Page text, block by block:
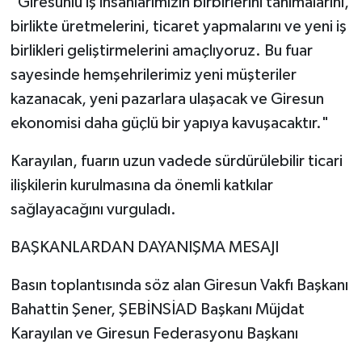
birlikte üretmelerini, ticaret yapmalarını ve yeni iş
birlikleri geliştirmelerini amaçlıyoruz. Bu fuar
sayesinde hemşehrilerimiz yeni müşteriler
kazanacak, yeni pazarlara ulaşacak ve Giresun
ekonomisi daha güçlü bir yapıya kavuşacaktır."
Karayılan, fuarın uzun vadede sürdürülebilir ticari
ilişkilerin kurulmasına da önemli katkılar
sağlayacağını vurguladı.
BAŞKANLARDAN DAYANIŞMA MESAJI
Basın toplantısında söz alan Giresun Vakfı Başkanı
Bahattin Şener, ŞEBİNSİAD Başkanı Müjdat
Karayılan ve Giresun Federasyonu Başkanı